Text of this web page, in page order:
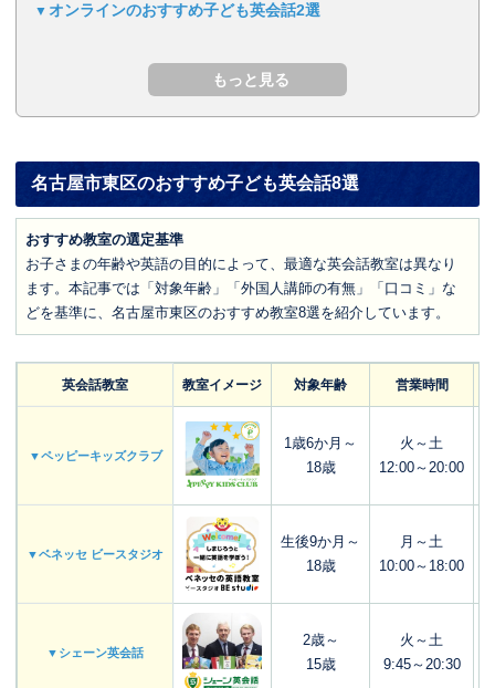
オンラインのおすすめ子ども英会話2選
名古屋市東区のおすすめ子ども英会話8選
おすすめ教室の選定基準
お子さまの年齢や英語の目的によって、最適な英会話教室は異なり
ます。本記事では「対象年齢」「外国人講師の有無」「口コミ」な
どを基準に、名古屋市東区のおすすめ教室8選を紹介しています。
英会話教室 教室イメージ 対象年齢 営業時間
▼ペッピーキッズクラブ
1歳6か月～
18歳
火～土
12:00～20:00
▼ベネッセ ビースタジオ
生後9か月～
18歳
月～土
10:00～18:00
▼シェーン英会話
2歳～
15歳
火～土
9:45～20:30